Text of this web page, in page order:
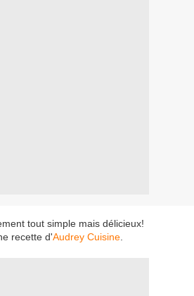
tout simple mais délicieux!
recette d'Audrey Cuisine